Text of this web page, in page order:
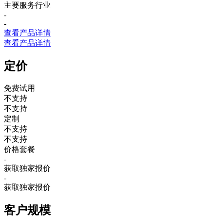
主要服务行业
-
-
查看产品详情
查看产品详情
定价
免费试用
不支持
不支持
定制
不支持
不支持
价格套餐
-
获取独家报价
-
获取独家报价
客户规模